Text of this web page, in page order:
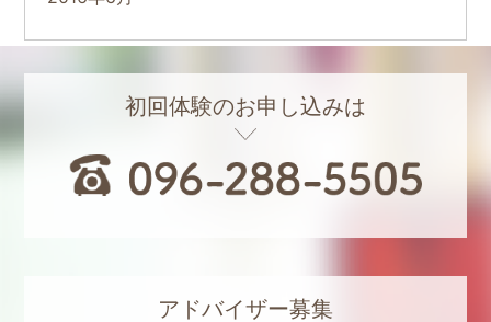
初回体験のお申し込みは
アドバイザー募集